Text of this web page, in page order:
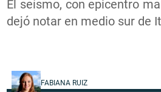
El seísmo, con epicentro
dejó notar en medio sur de
FABIANA RUIZ